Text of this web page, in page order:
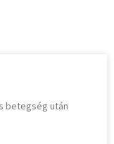
betegség után